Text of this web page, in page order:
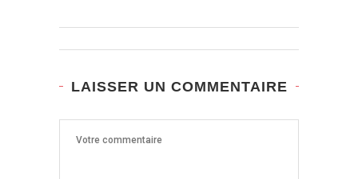
LAISSER UN COMMENTAIRE